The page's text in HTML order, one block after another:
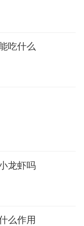
吃什么
龙虾吗
么作用